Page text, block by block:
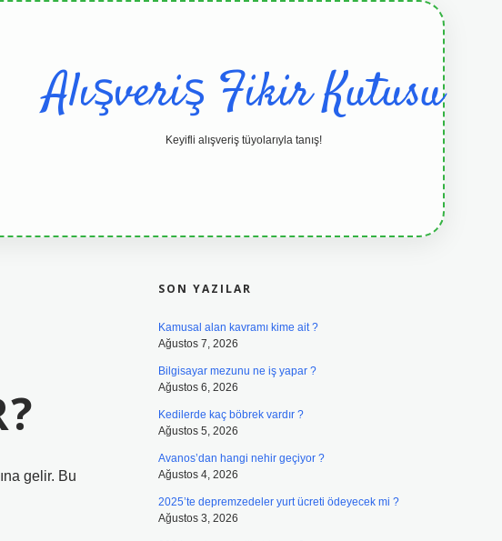
Alışveriş Fikir Kutusu
Keyifli alışveriş tüyolarıyla tanış!
gelir. Bu
SON YAZILAR
Kamusal alan kavramı kime ait ?
Ağustos 7, 2026
Bilgisayar mezunu ne iş yapar ?
Ağustos 6, 2026
Kedilerde kaç böbrek vardır ?
Ağustos 5, 2026
Avanos’dan hangi nehir geçiyor ?
Ağustos 4, 2026
2025’te depremzedeler yurt ücreti ödeyecek mi ?
Ağustos 3, 2026